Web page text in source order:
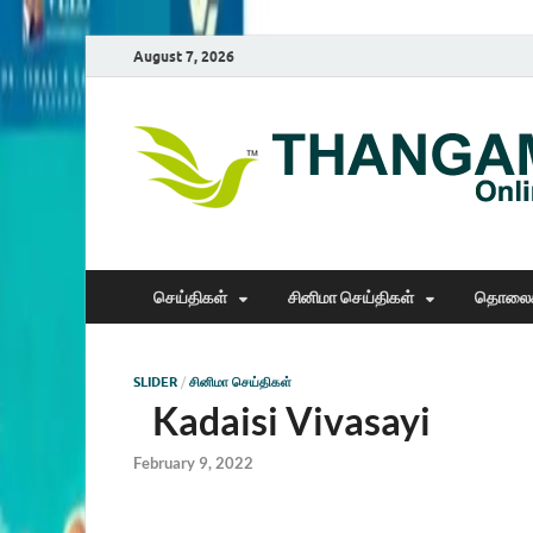
August 7, 2026
செய்திகள் சினிமா செய்திகள்
SLIDER / சினிமா செய்திகள்
Kadaisi Vivasayi
February 9, 2022